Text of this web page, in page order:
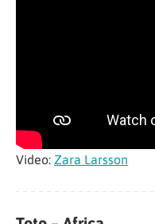
Video: Zara Larsson